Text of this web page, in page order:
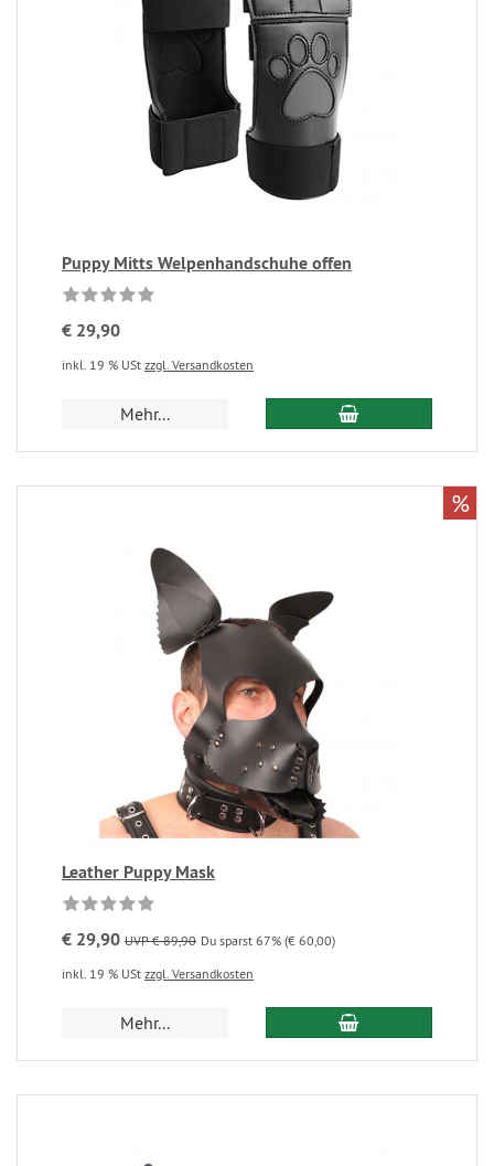
Puppy Mitts Welpenhandschuhe offen
€ 29,90
inkl. 19 % USt zzgl. Versandkosten
Mehr...
Leather Puppy Mask
€ 29,90 UVP € 89,90 Du sparst 67% (€ 60,00)
inkl. 19 % USt zzgl. Versandkosten
Mehr...
%